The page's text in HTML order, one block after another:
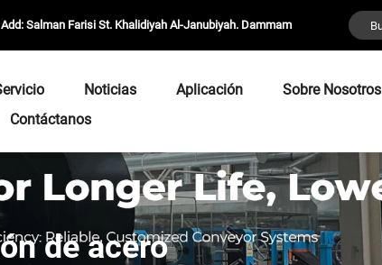
Add: Salman Farisi St. Khalidiyah Al-Janubiyah. Dammam
Noticias Aplicación
Sobre Nosotros
Contáctanos
de acero